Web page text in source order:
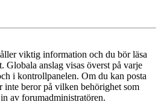
viktig information och du bör läsa
Globala anslag visas överst på varje
i kontrollpanelen. Om du kan posta
inte beror på vilken behörighet som
av forumadministratören.